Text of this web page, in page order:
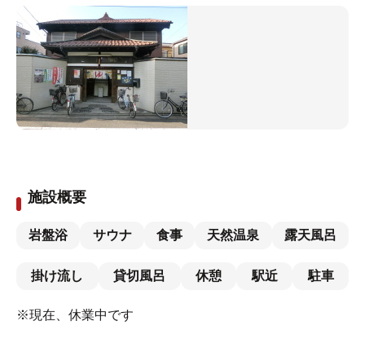
施設概要
岩盤浴 サウナ 食事 天然温泉 露天風呂
掛け流し 貸切風呂 休憩 駅近 駐車
※現在、休業中です